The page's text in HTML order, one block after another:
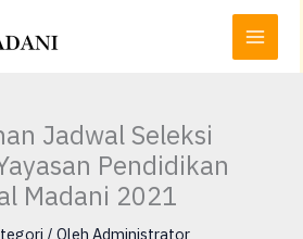
Main
Menu
Jadwal Seleksi
Pendidikan
Madani 2021
/ Oleh Administrator